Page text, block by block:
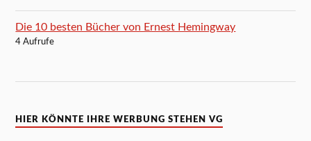
Die 10 besten Bücher von Ernest Hemingway
4 Aufrufe
HIER KÖNNTE IHRE WERBUNG STEHEN VG